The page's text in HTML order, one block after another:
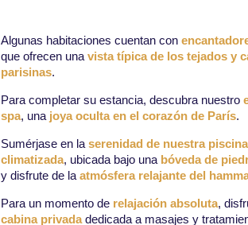
Algunas habitaciones cuentan con
que ofrecen una vista típica de los tejados y
parisinas.
Para completar su estancia, descubra nuestro
spa, una joya oculta en el corazón de París.
Sumérjase en la serenidad de nuestra
climatizada, ubicada bajo una bóveda de
y disfrute de la atmósfera relajante del
Para un momento de relajación absoluta,
cabina privadadedicada a masajes y